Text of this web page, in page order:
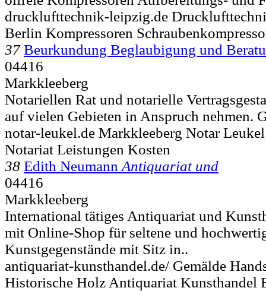
drucklufttechnik-leipzig.de
Berlin Kompressoren
37 Beurkundung Beglaubigung und
04416
Markkleeberg
Notariellen Rat und notarielle
auf vielen Gebieten in Anspruch nehmen.
notar-leukel.de Markkleeberg Notar
Notariat Leistungen Kosten
38 Edith Neumann Antiquariat und
04416
Markkleeberg
International tätiges Antiquariat und
mit Online-Shop für seltene und
Kunstgegenstände mit Sitz in..
antiquariat-kunsthandel.de/ Gemälde
Historische Holz Antiquariat Kunsthandel